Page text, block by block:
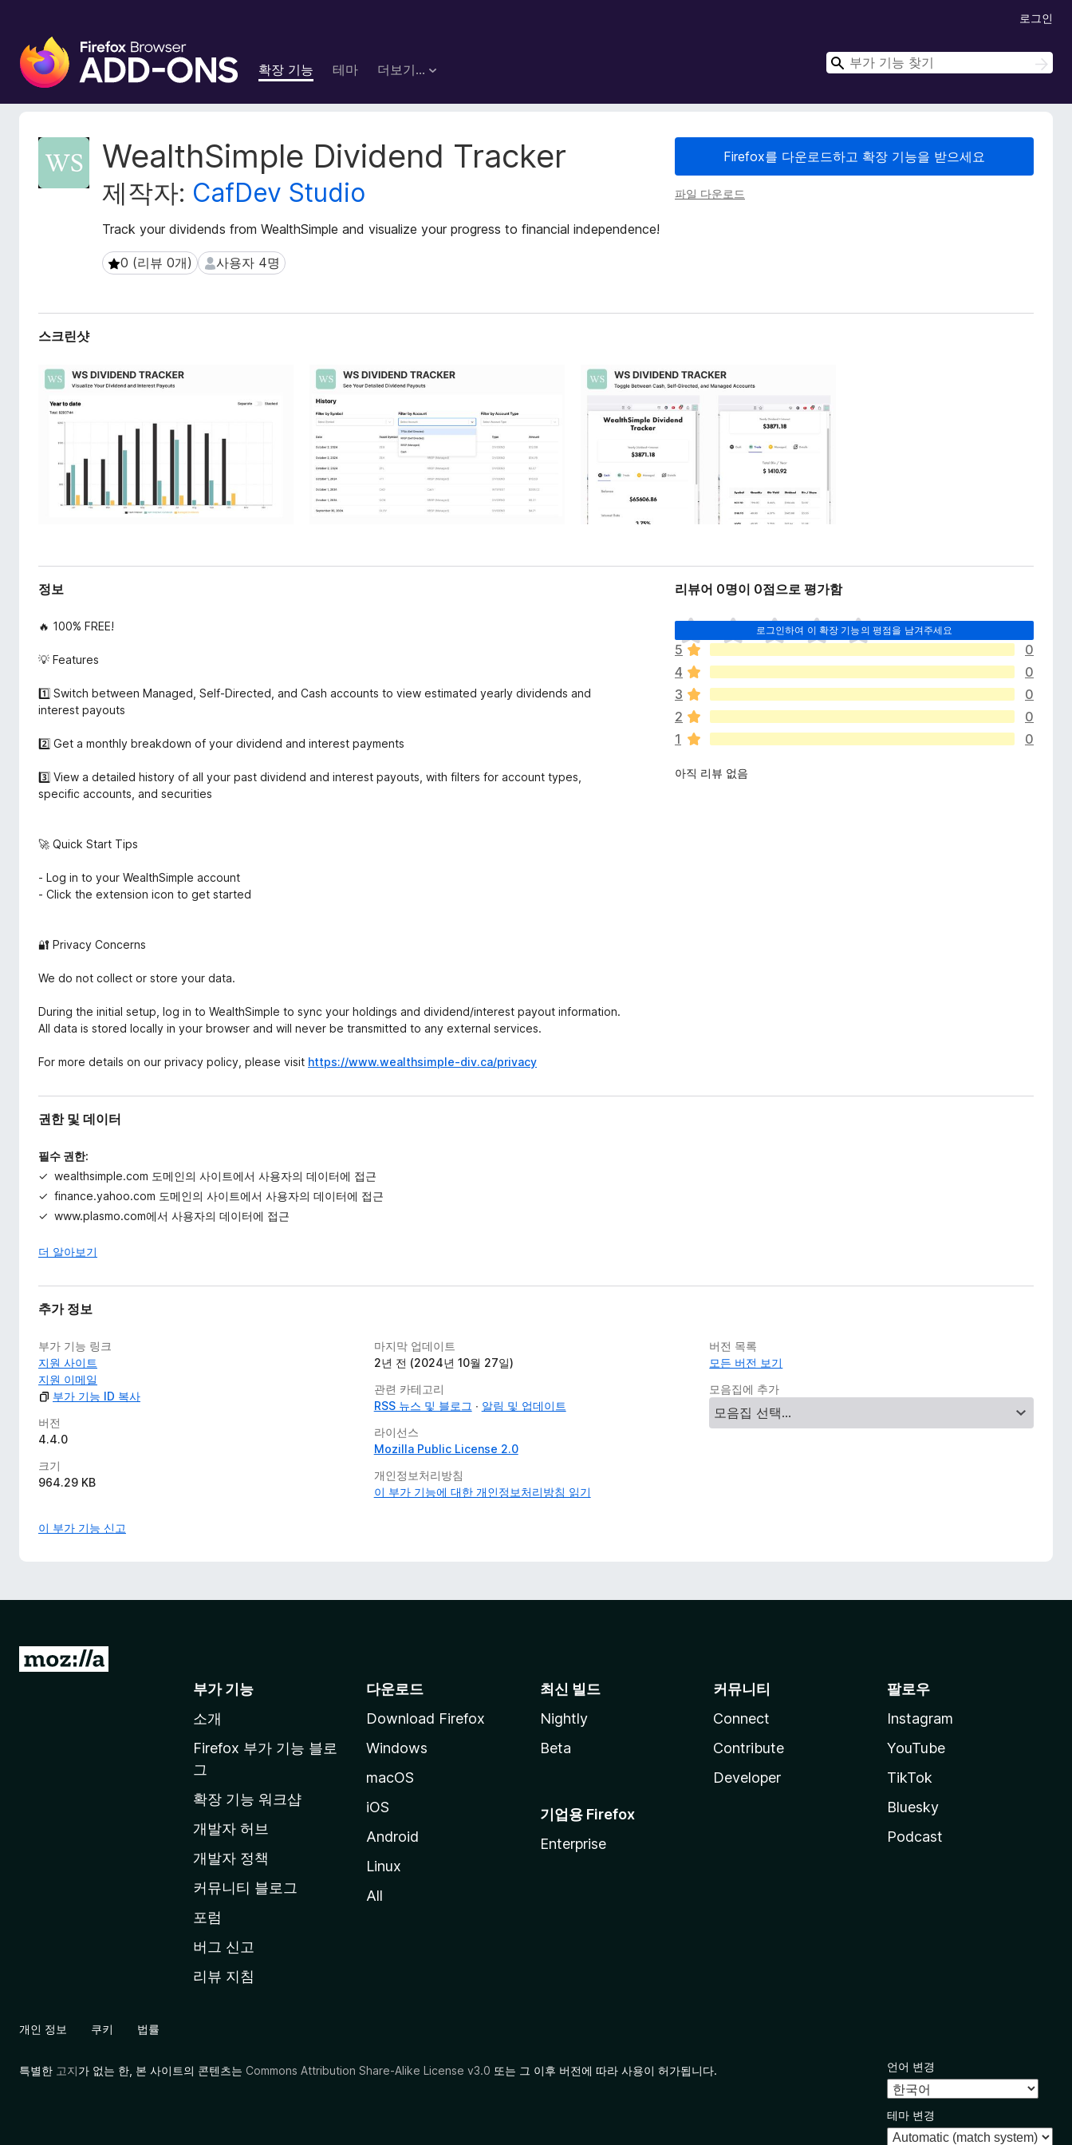
F
i
e
확장 기능 테마 더보기…
로그인
검
검
색
WealthSimple Dividend Tracker
제작자: CafDev Studio
Track your dividends from WealthSimple and visualize your progress to financial independence!
0 (리뷰 0개)
0 (리뷰 0개) 사용자 4명
사용자 4명
Firefox를 다운로드하고 확장 기능을 받으세요
파일 다운로드
확
장
스크린샷
정보
🔥 100% FREE!
💡 Features
1️⃣ Switch between Managed, Self-Directed, and Cash accounts to view estimated yearly dividends and
interest payouts
2️⃣ Get a monthly breakdown of your dividend and interest payments
3️⃣ View a detailed history of all your past dividend and interest payouts, with filters for account types,
specific accounts, and securities
🚀 Quick Start Tips
- Log in to your WealthSimple account
- Click the extension icon to get started
🔐 Privacy Concerns
We do not collect or store your data.
During the initial setup, log in to WealthSimple to sync your holdings and dividend/interest payout information.
All data is stored locally in your browser and will never be transmitted to any external services.
For more details on our privacy policy, please visit https://www.wealthsimple-div.ca/privacy
리뷰어 0명이 0점으로 평가함
로그인하여 이 확장 기능의 평점을 남겨주세요
아
직
평
점
이
없
습
니
5
0
4
0
3
0
2
0
1
0
아직 리뷰 없음
권한 및 데이터
필수 권한:
wealthsimple.com 도메인의 사이트에서 사용자의 데이터에 접근
finance.yahoo.com 도메인의 사이트에서 사용자의 데이터에 접근
www.plasmo.com에서 사용자의 데이터에 접근
더 알아보기
추가 정보
부가 기능 링크
지원 사이트
지원 이메일
부가 기능 ID 복사
버전
4.4.0
크기
964.29 KB
마지막 업데이트
2년 전 (2024년 10월 27일)
관련 카테고리
RSS 뉴스 및 블로그
알림 및 업데이트
라이선스
Mozilla Public License 2.0
개인정보처리방침
이 부가 기능에 대한 개인정보처리방침 읽기
버전 목록
모든 버전 보기
모음집에 추가
이 부가 기능 신고
M
부가 기능
소개
Firefox 부가 기능 블로
그
확장 기능 워크샵
개발자 허브
개발자 정책
커뮤니티 블로그
포럼
버그 신고
리뷰 지침
다운로드
Download Firefox
Windows
macOS
iOS
Android
Linux
All
최신 빌드
Nightly
Beta
기업용 Firefox
Enterprise
커뮤니티
Connect
Contribute
Developer
팔로우
Instagram
YouTube
TikTok
Bluesky
Podcast
개인 정보 쿠키 법률
특별한 고지가 없는 한, 본 사이트의 콘텐츠는 Commons Attribution Share-Alike License v3.0 또는 그 이후 버전에 따라 사용이 허가됩니다. 언어 변경
테마 변경